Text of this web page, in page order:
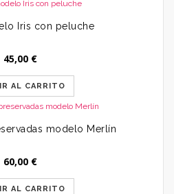
Iris con peluche
45,00 €
AL CARRITO
modelo Merlín
60,00 €
AL CARRITO